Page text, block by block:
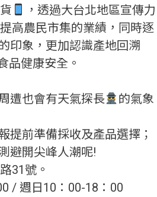
，透過大台北地區宣傳力
提高農民市集的業績，同時逐
印象，更加認識產地回溯
品健康安全。
遭也會有天氣探長
的氣象
提前準備採收及產品選擇；
避開尖峰人潮呢!
31號。
/ 週日10：00-18：00